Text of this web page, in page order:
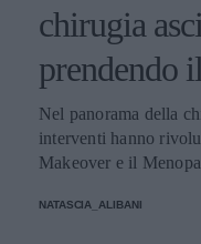
chirugia
prendendo
Nel panorama della
interventi hanno
Makeover e il
donne a recuperare la
NATASCIA_ALIBANI